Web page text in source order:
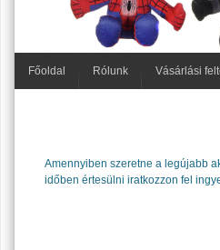
Főoldal Rólunk Vásárlási
Amennyiben szeretne a legújabb
időben értesülni iratkozzon fel